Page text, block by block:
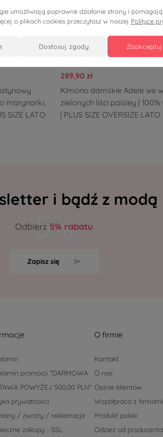
marynarki,
SIZE LATO
289,90 zł
Kimono damskie Adele we
zielonych liści paisley |
| PLUS SIZE OVERSIZE LATO
i bądź z modą
Odbierz 5% rabatu
Zapisz się
promocji "DARMOWA
POWYŻEJ 500,00 PLN"
prywatności
/ zwroty / reklamacje
zakupy - SSL
O firmie
Kontakt
O nas
Opinie klientów
Współpraca z firmami
Produkt polski
Odzież od producenta
umożliwiają poprawne działanie strony i
o plikach cookies przeczytasz w naszej Polityce
dostosuj zgody